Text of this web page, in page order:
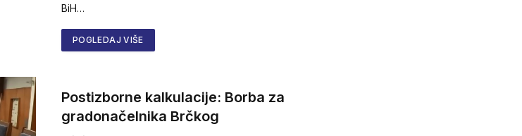
BiH…
POGLEDAJ VIŠE
Postizborne kalkulacije: Borba za
gradonačelnika Brčkog